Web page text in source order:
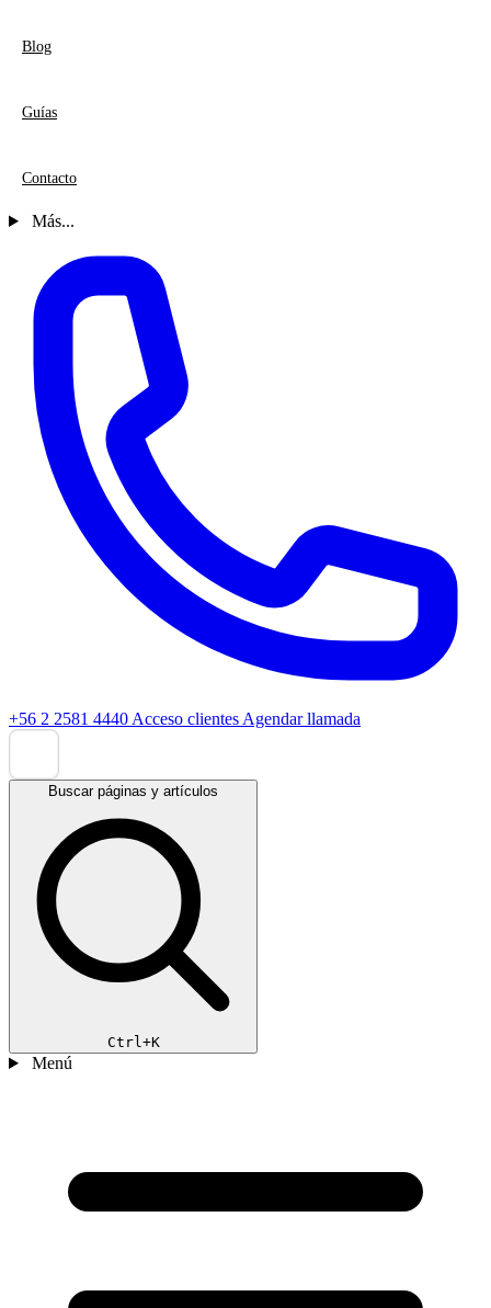
Blog
Guías
Contacto
Más...
+56 2 2581 4440 Acceso clientes Agendar llamada
Buscar páginas y artículos
Ctrl+K
Menú